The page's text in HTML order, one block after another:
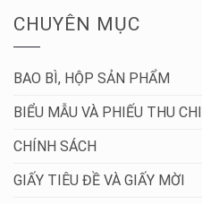
CHUYÊN MỤC
BAO BÌ, HỘP SẢN PHẨM
BIỂU MẪU VÀ PHIẾU THU CHI
CHÍNH SÁCH
GIẤY TIÊU ĐỀ VÀ GIẤY MỜI